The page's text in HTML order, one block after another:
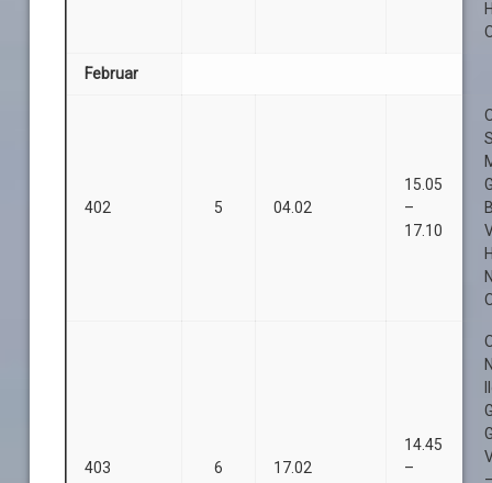
Februar
402 5 04.02
15.05
–
17.10
403 6 17.02
14.45
–